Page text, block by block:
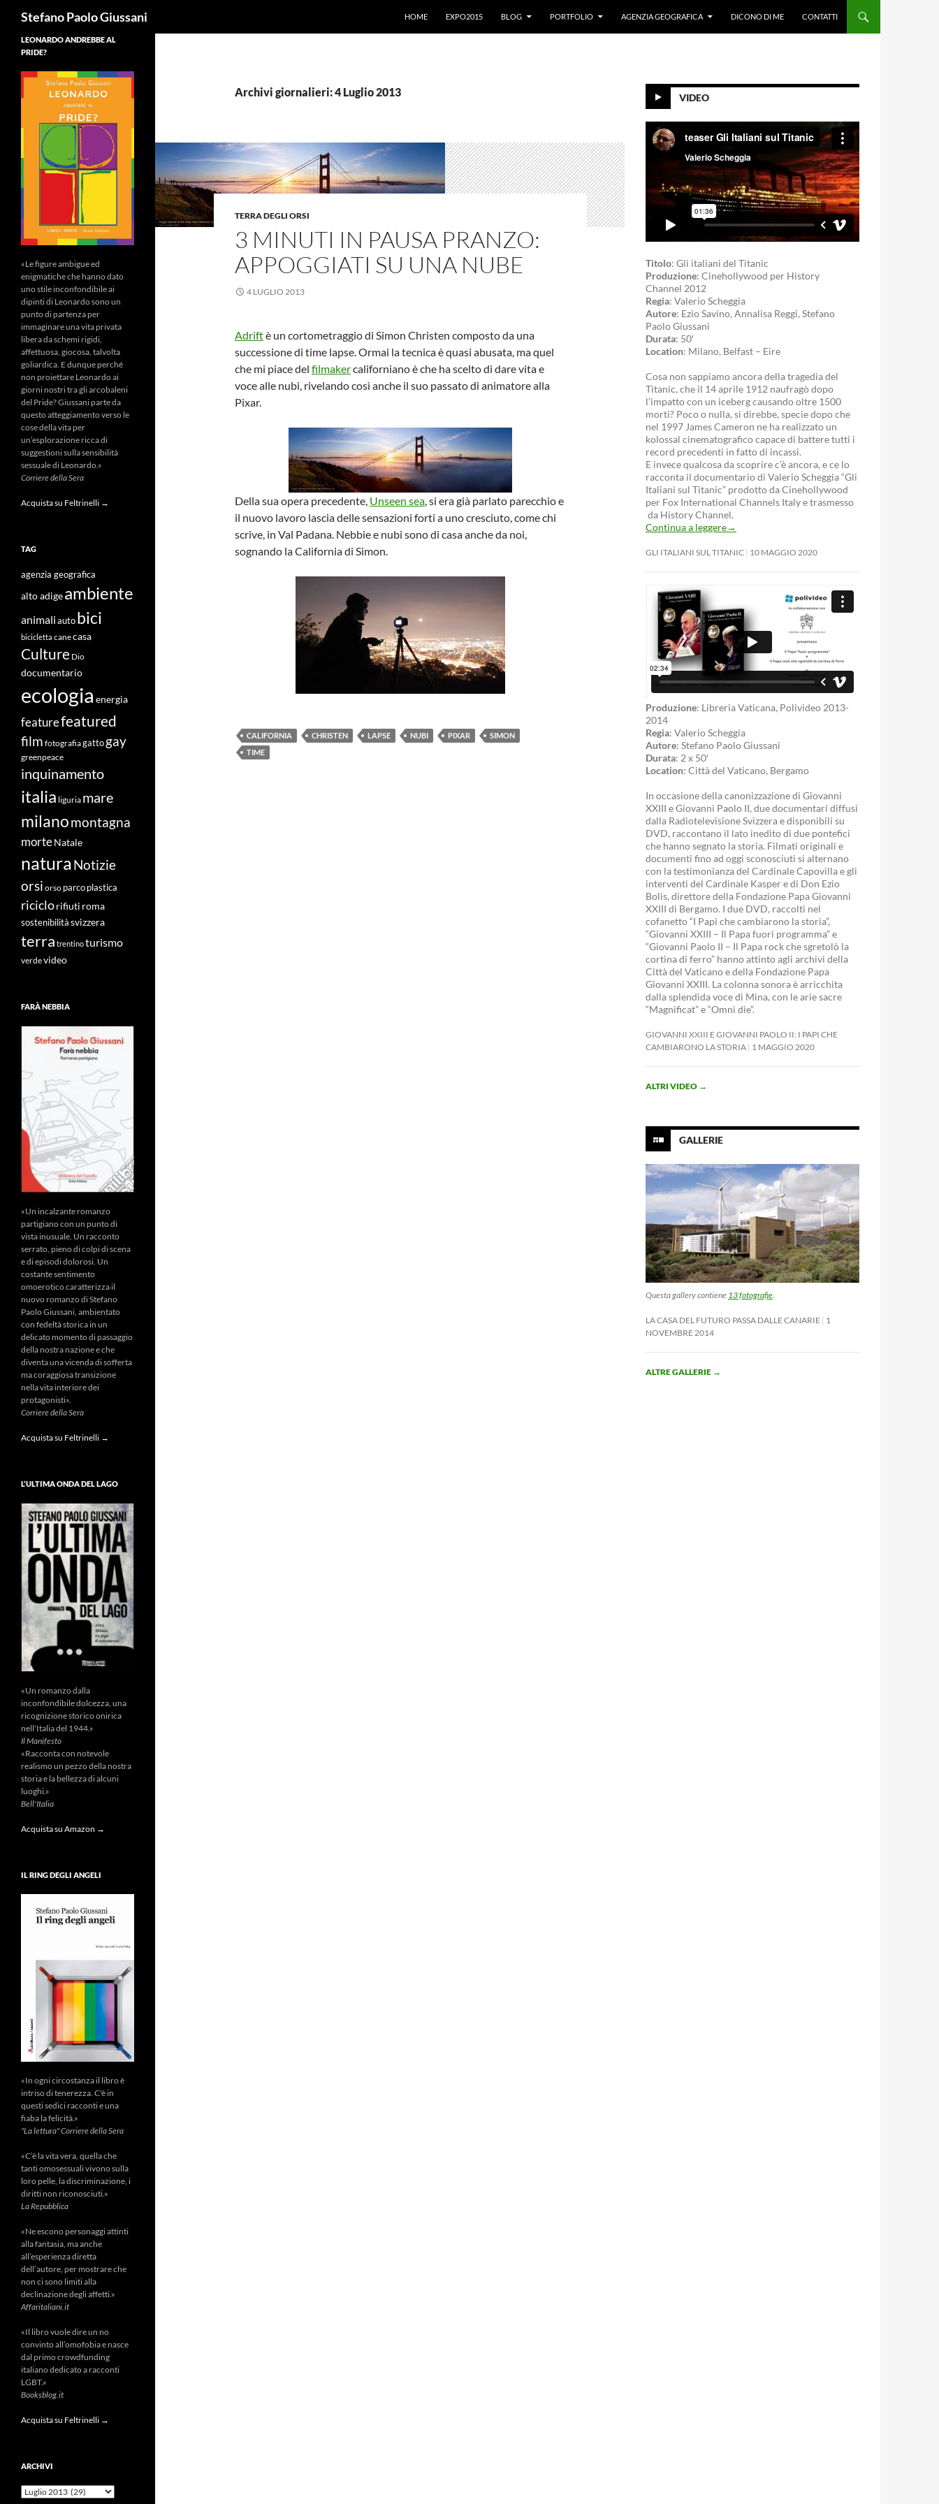
Stefano Paolo Giussani
HOME
EXPO2015 BLOG PORTFOLIO AGENZIA GEOGRAFICA DICONO DI ME CONTATTI
Archivi giornalieri: 4 Luglio 2013
TERRA DEGLI ORSI
3 MINUTI IN PAUSA PRANZO:
APPOGGIATI SU UNA NUBE
4 LUGLIO 2013
Adriftè un cortometraggio di Simon Christen composto da una
successione di time lapse. Ormai la tecnica è quasi abusata, ma quel
che mi piace del filmakercaliforniano è che ha scelto di dare vita e
voce alle nubi, rivelando così anche il suo passato di animatore alla
Pixar.
Della sua opera precedente, Unseen sea, si era già parlato parecchio e
il nuovo lavoro lascia delle sensazioni forti a uno cresciuto, come chi
scrive, in Val Padana. Nebbie e nubi sono di casa anche da noi,
sognando la California di Simon.
CALIFORNIA CHRISTEN LAPSE NUBI PIXAR
SIMON
TIME
VIDEO
Titolo: Gli italiani del Titanic
Produzione: Cinehollywood per History
Channel 2012
Regia: Valerio Scheggia
Autore: Ezio Savino, Annalisa Reggi, Stefano
Paolo Giussani
Durata: 50′
Location: Milano, Belfast – Eire
Cosa non sappiamo ancora della tragedia del
Titanic, che il 14 aprile 1912 naufragò dopo
l’impatto con un iceberg causando oltre 1500
morti? Poco o nulla, si direbbe, specie dopo che
nel 1997 James Cameron ne ha realizzato un
kolossal cinematografico capace di battere tutti i
record precedenti in fatto di incassi.
E invece qualcosa da scoprire c’è ancora, e ce lo
racconta il documentario di Valerio Scheggia “Gli
Italiani sul Titanic” prodotto da Cinehollywood
per Fox International Channels Italy e trasmesso
da History Channel.
Continua a leggere→
GLI ITALIANI SUL TITANIC 10 MAGGIO 2020
Produzione: Libreria Vaticana, Polivideo 2013-
2014
Regia: Valerio Scheggia
Autore: Stefano Paolo Giussani
Durata: 2 x 50′
Location: Città del Vaticano, Bergamo
In occasione della canonizzazione di Giovanni
XXIII e Giovanni Paolo II, due documentari diffusi
dalla Radiotelevisione Svizzera e disponibili su
DVD, raccontano il lato inedito di due pontefici
che hanno segnato la storia. Filmati originali e
documenti fino ad oggi sconosciuti si alternano
con la testimonianza del Cardinale Capovilla e gli
interventi del Cardinale Kasper e di Don Ezio
Bolis, direttore della Fondazione Papa Giovanni
XXIII di Bergamo. I due DVD, raccolti nel
cofanetto “I Papi che cambiarono la storia”,
“Giovanni XXIII – Il Papa fuori programma” e
“Giovanni Paolo II – Il Papa rock che sgretolò la
cortina di ferro” hanno attinto agli archivi della
Città del Vaticano e della Fondazione Papa
Giovanni XXIII. La colonna sonora è arricchita
dalla splendida voce di Mina, con le arie sacre
“Magnificat” e “Omni die”.
GIOVANNI XXIII E GIOVANNI PAOLO II: I PAPI CHE
CAMBIARONO LA STORIA 1 MAGGIO 2020
ALTRI VIDEO →
GALLERIE
Questa gallery contiene 13 fotografie.
LA CASA DEL FUTURO PASSA DALLE CANARIE 1
NOVEMBRE 2014
ALTRE GALLERIE →
LEONARDO ANDREBBE AL
PRIDE?
«Le figure ambigue ed
enigmatiche che hanno dato
uno stile inconfondibile ai
dipinti di Leonardo sono un
punto di partenza per
immaginare una vita privata
libera da schemi rigidi,
affettuosa, giocosa, talvolta
goliardica. E dunque perché
non proiettare Leonardo ai
giorni nostri tra gli arcobaleni
del Pride? Giussani parte da
questo atteggiamento verso le
cose della vita per
un’esplorazione ricca di
suggestioni sulla sensibilità
sessuale di Leonardo.»
Corriere della Sera
Acquista su Feltrinelli →
TAG
agenzia geografica
alto adigeambiente
animali auto bici
bicicletta canecasa
Culture Dio
documentario
ecologia energia
featurefeatured
film fotografiagatto gay
greenpeace
inquinamento
italia liguria mare
milanomontagna
morteNatale
naturaNotizie
orsi orso parco plastica
riciclorifiuti roma
sostenibilità svizzera
terra trentinoturismo
verdevideo
FARÀ NEBBIA
«Un incalzante romanzo
partigiano con un punto di
vista inusuale. Un racconto
serrato, pieno di colpi di scena
e di episodi dolorosi. Un
costante sentimento
omoerotico caratterizza il
nuovo romanzo di Stefano
Paolo Giussani, ambientato
con fedeltà storica in un
delicato momento di passaggio
della nostra nazione e che
diventa una vicenda di sofferta
ma coraggiosa transizione
nella vita interiore dei
protagonisti».
Corriere della Sera
Acquista su Feltrinelli →
L’ULTIMA ONDA DEL LAGO
«Un romanzo dalla
inconfondibile dolcezza, una
ricognizione storico onirica
nell'Italia del 1944.»
Il Manifesto
«Racconta con notevole
realismo un pezzo della nostra
storia e la bellezza di alcuni
luoghi.»
Bell'Italia
Acquista su Amazon →
IL RING DEGLI ANGELI
«In ogni circostanza il libro è
intriso di tenerezza. C'è in
questi sedici racconti e una
fiaba la felicità.»
"La lettura" Corriere della Sera
«C’è la vita vera, quella che
tanti omosessuali vivono sulla
loro pelle, la discriminazione, i
diritti non riconosciuti.»
La Repubblica
«Ne escono personaggi attinti
alla fantasia, ma anche
all’esperienza diretta
dell’autore, per mostrare che
non ci sono limiti alla
declinazione degli affetti.»
Affaritaliani.it
«Il libro vuole dire un no
convinto all’omofobia e nasce
dal primo crowdfunding
italiano dedicato a racconti
LGBT.»
Booksblog.it
Acquista su Feltrinelli →
ARCHIVI
Archivi